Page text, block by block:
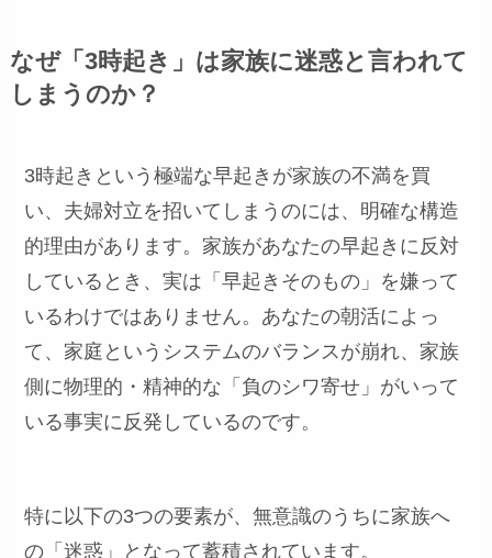
なぜ「3時起き」は家族に迷惑と言われて
しまうのか？
3時起きという極端な早起きが家族の不満を買
い、夫婦対立を招いてしまうのには、明確な構造
的理由があります。家族があなたの早起きに反対
しているとき、実は「早起きそのもの」を嫌って
いるわけではありません。あなたの朝活によっ
て、家庭というシステムのバランスが崩れ、家族
側に物理的・精神的な「負のシワ寄せ」がいって
いる事実に反発しているのです。
特に以下の3つの要素が、無意識のうちに家族へ
の「迷惑」となって蓄積されています。